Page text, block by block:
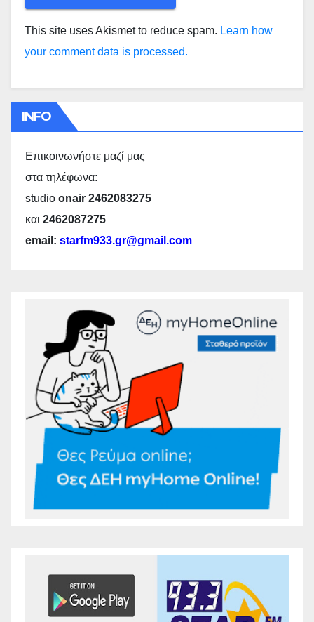
This site uses Akismet to reduce spam. Learn how
your comment data is processed.
INFO
Επικοινωνήστε μαζί μας
στα τηλέφωνα:
studio onair 2462083275
και 2462087275
email: starfm933.gr@gmail.com